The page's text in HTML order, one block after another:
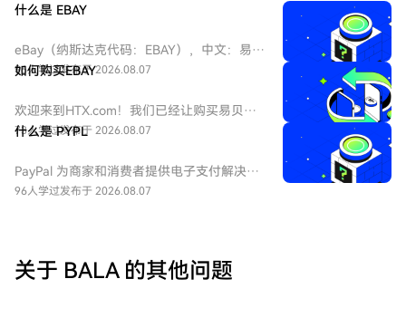
什么是 EBAY
eBay（纳斯达克代码：EBAY），中文：易
贝，eBay是全球领先的电子商务巨头，成立
拍卖和零售购物的先驱，它连接全球数亿买
家和卖家。公司业务涵盖C2C和B2C领域，是
美国股票市场中极具代表性的互联网平台
96人学过发布于 2026.08.07
如何购买EBAY
欢迎来到HTX.com！我们已经让购买易贝
（EBAY）变得简单而便捷。跟随我们的逐步
步：创建您的HTX账户使用您的电子邮件、
手机号码注册一个免费账户在HTX上。体验
买：使用您HTX账户余额中的资金进行无缝
73人学过发布于 2026.08.07
什么是 PYPL
PayPal 为商家和消费者提供电子支付解决方
案，重点关注在线交易。到2025年底，该公
96人学过发布于 2026.08.07
关于 BALA 的其他问题